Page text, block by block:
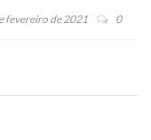
fevereiro de 2021 0